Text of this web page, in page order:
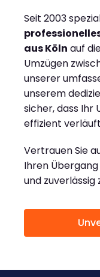
Seit 2003
aus Köln auf
Umzügen
unserer
unserem
sicher, dass Ihr
effizient
Vertrauen Sie
Ihren
und